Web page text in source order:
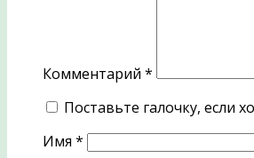
Комментарий *
Поставьте галочку, если
Имя *